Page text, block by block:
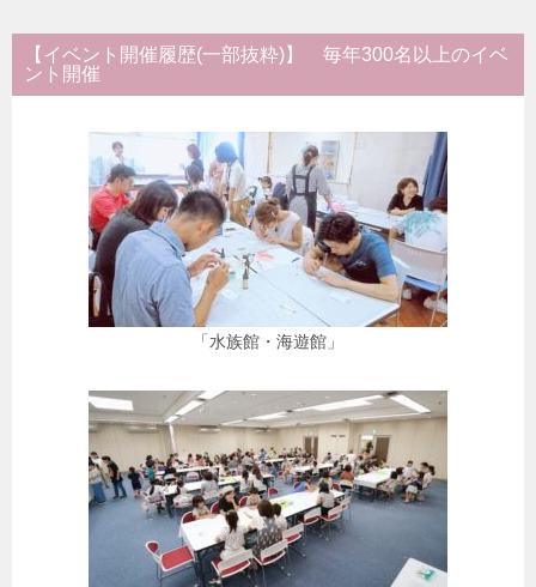
【イベント開催履歴(一部抜粋)】 毎年300名以上のイベ
ント開催
「水族館・海遊館」